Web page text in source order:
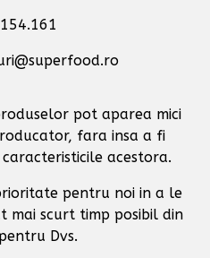
pot aparea mici
fara insa a fi
acestora.
pentru noi in a le
mai scurt timp posibil din
Dvs.